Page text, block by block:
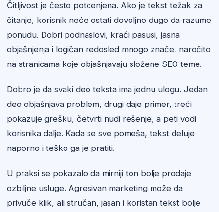
Čitljivost je često potcenjena. Ako je tekst težak za
čitanje, korisnik neće ostati dovoljno dugo da razume
ponudu. Dobri podnaslovi, kraći pasusi, jasna
objašnjenja i logičan redosled mnogo znače, naročito
na stranicama koje objašnjavaju složene SEO teme.
Dobro je da svaki deo teksta ima jednu ulogu. Jedan
deo objašnjava problem, drugi daje primer, treći
pokazuje grešku, četvrti nudi rešenje, a peti vodi
korisnika dalje. Kada se sve pomeša, tekst deluje
naporno i teško ga je pratiti.
U praksi se pokazalo da mirniji ton bolje prodaje
ozbiljne usluge. Agresivan marketing može da
privuče klik, ali stručan, jasan i koristan tekst bolje